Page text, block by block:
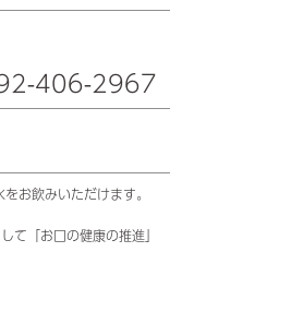
406-2967
お飲みいただけます。
「お口の健康の推進」